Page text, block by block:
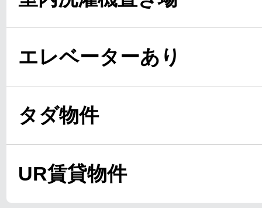
エレベーターあり
タダ物件
UR賃貸物件